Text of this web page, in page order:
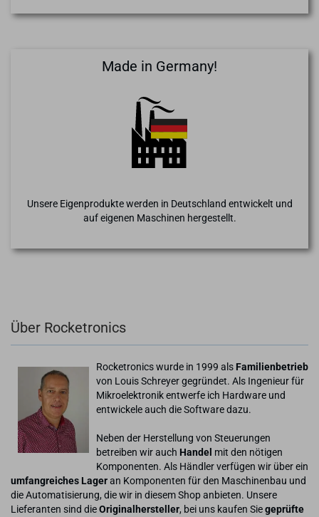
Made in Germany!
Unsere Eigenprodukte werden in Deutschland entwickelt und
auf eigenen Maschinen hergestellt.
Über Rocketronics
Rocketronics wurde in 1999 als Familienbetrieb
von Louis Schreyer gegründet. Als Ingenieur für
Mikroelektronik entwerfe ich Hardware und
entwickele auch die Software dazu.
Neben der Herstellung von Steuerungen
betreiben wir auch Handel mit den nötigen
Komponenten. Als Händler verfügen wir über ein
umfangreiches Lageran Komponenten für den Maschinenbau und
die Automatisierung, die wir in diesem Shop anbieten. Unsere
Lieferanten sind dieOriginalhersteller, bei uns kaufen Siegeprüfte